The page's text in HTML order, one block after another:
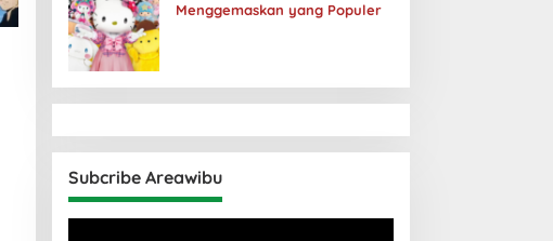
Menggemaskan yang Populer
Subcribe Areawibu